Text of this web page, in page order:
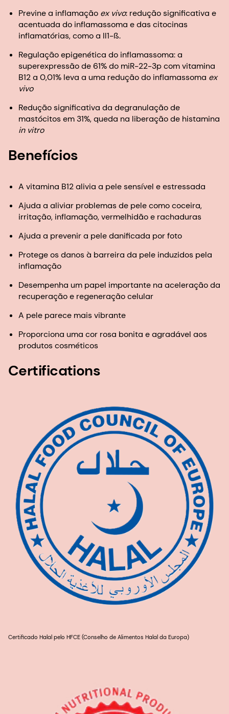
Previne a inflamação ex vivo: redução significativa e
acentuada do inflamassoma e das citocinas
inflamatórias, como a Il1-ß.
Regulação epigenética do inflamassoma: a
superexpressão de 61% do miR-22-3p com vitamina
B12 a 0,01% leva a uma redução do inflamassoma ex
vivo
Redução significativa da degranulação de
mastócitos em 31%, queda na liberação de histamina
in vitro
Benefícios
A vitamina B12 alivia a pele sensível e estressada
Ajuda a aliviar problemas de pele como coceira,
irritação, inflamação, vermelhidão e rachaduras
Ajuda a prevenir a pele danificada por foto
Protege os danos à barreira da pele induzidos pela
inflamação
Desempenha um papel importante na aceleração da
recuperação e regeneração celular
A pele parece mais vibrante
Proporciona uma cor rosa bonita e agradável aos
produtos cosméticos
Certifications
Certificado Halal pelo HFCE (Conselho de Alimentos Halal da Europa)